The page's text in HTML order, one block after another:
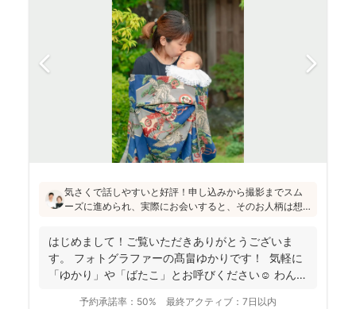
気さくで話しやすいと好評！申し込みから撮影までスム
ーズに進められ、実際にお会いすると、そのお人柄は想
フォトの研修をしっかり受講され、ウェディング業界経
験もあり、赤ちゃんから大人まで安心してお写りいただ
けます♪
はじめまして！ご覧いただきありがとうございま
す。 フォトグラファーの髙畠ゆかりです！ 気軽に
「ゆかり」や「ばたこ」とお呼びください☺︎ わんぱ
予約承諾率： 50% 最終アクティブ： 7日以内